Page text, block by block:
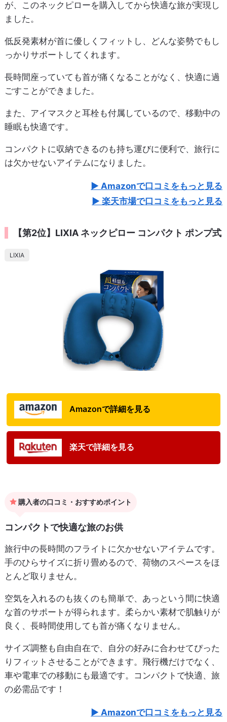
が、このネックピローを購入してから快適な旅が実現し
ました。
低反発素材が首に優しくフィットし、どんな姿勢でもし
っかりサポートしてくれます。
長時間座っていても首が痛くなることがなく、快適に過
ごすことができました。
また、アイマスクと耳栓も付属しているので、移動中の
睡眠も快適です。
コンパクトに収納できるのも持ち運びに便利で、旅行に
は欠かせないアイテムになりました。
Amazonで口コミをもっと見る
楽天市場で口コミをもっと見る
【第2位】LIXIA ネックピロー コンパクト ポンプ式
LIXIA
Amazonで詳細を見る
楽天で詳細を見る
購入者の口コミ・おすすめポイント
コンパクトで快適な旅のお供
旅行中の長時間のフライトに欠かせないアイテムです。
手のひらサイズに折り畳めるので、荷物のスペースをほ
とんど取りません。
空気を入れるのも抜くのも簡単で、あっという間に快適
な首のサポートが得られます。柔らかい素材で肌触りが
良く、長時間使用しても首が痛くなりません。
サイズ調整も自由自在で、自分の好みに合わせてぴった
りフィットさせることができます。飛行機だけでなく、
車や電車での移動にも最適です。コンパクトで快適、旅
の必需品です！
Amazonで口コミをもっと見る